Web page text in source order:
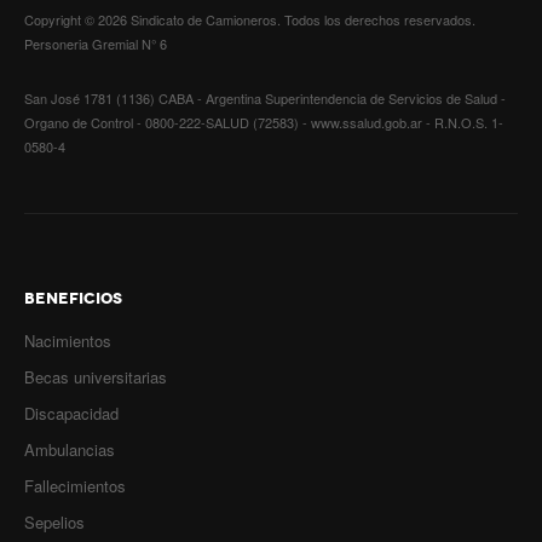
Noticias de Delegaciones y Seccionales
Memoria histórica
Notas
Buscar
Secretarías
Secretaría general
Secretaría general adjunta
Secretaría de actas
Correo electrónico*
Asunto*
Captcha*
Envíeme una copia
Copyright © 2026 Sindicato de Camioneros. Todos los derechos reservados.
Personeria Gremial N° 6
San José 1781 (1136) CABA - Argentina Superintendencia de Servicios de Salud -
Organo de Control - 0800-222-SALUD (72583) - www.ssalud.gob.ar - R.N.O.S. 1-
0580-4
BENEFICIOS
Nacimientos
Becas universitarias
Discapacidad
Ambulancias
Fallecimientos
Sepelios